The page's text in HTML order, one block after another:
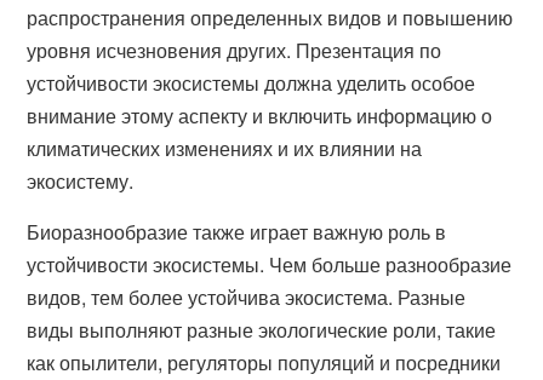
распространения определенных видов и повышению
уровня исчезновения других. Презентация по
устойчивости экосистемы должна уделить особое
внимание этому аспекту и включить информацию о
климатических изменениях и их влиянии на
экосистему.
Биоразнообразие также играет важную роль в
устойчивости экосистемы. Чем больше разнообразие
видов, тем более устойчива экосистема. Разные
виды выполняют разные экологические роли, такие
как опылители, регуляторы популяций и посредники